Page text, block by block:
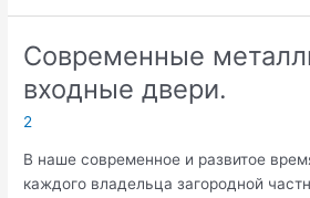
Современные
входные двери.
2
В наше современное и развитое
каждого владельца загородной